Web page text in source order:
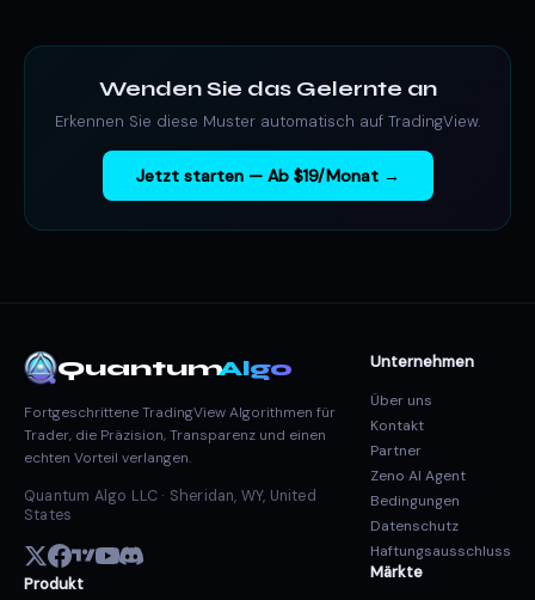
Wenden Sie das Gelernte an
Erkennen Sie diese Muster automatisch auf TradingView.
Jetzt starten — Ab $19/Monat →
QuantumAlgo
Fortgeschrittene TradingView Algorithmen für
Trader, die Präzision, Transparenz und einen
echten Vorteil verlangen.
Quantum Algo LLC · Sheridan, WY, United
States
Produkt
Unternehmen
Über uns
Kontakt
Partner
Zeno AI Agent
Bedingungen
Datenschutz
Haftungsausschluss
Märkte